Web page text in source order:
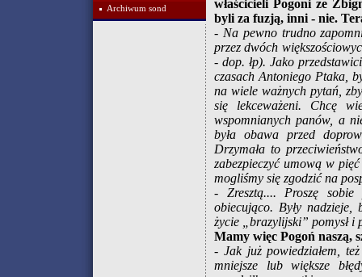
Archiwum sond
właścicieli Pogoni ze
byli za fuzją, inni - nie.
- Na pewno trudno
przez dwóch
- dop. łp). Jako
czasach Antoniego Ptaka,
na wiele ważnych pytań,
się lekceważeni. Chcę
wspomnianych panów, a
była obawa przed
Drzymała to
zabezpieczyć umową w
mogliśmy się zgodzić na
- Zresztą.... Proszę sobie
obiecująco. Były nadzieje,
życie „brazylijski” pomysł i
Mamy więc Pogoń naszą,
- Jak już powiedziałem,
mniejsze lub większe